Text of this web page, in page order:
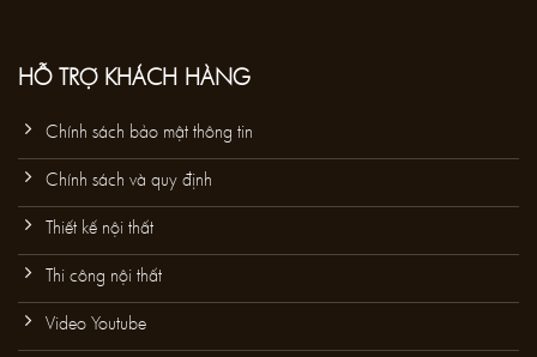
HỖ TRỢ KHÁCH HÀNG
Chính sách bảo mật thông tin
Chính sách và quy định
Thiết kế nội thất
Thi công nội thất
Video Youtube